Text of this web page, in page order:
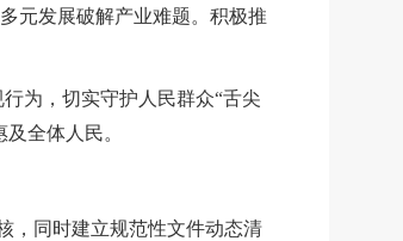
元发展破解产业难题。积极推
为，切实守护人民群众“舌尖
全体人民。
，同时建立规范性文件动态清